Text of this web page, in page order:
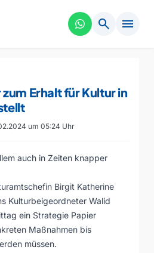
search menu
Erhalt für Kultur in
um 05:24 Uhr
auch in Zeiten knapper
Birgit Katherine
Kulturbeigeordneter Walid
ein Strategie Papier
Maßnahmen bis
müssen.